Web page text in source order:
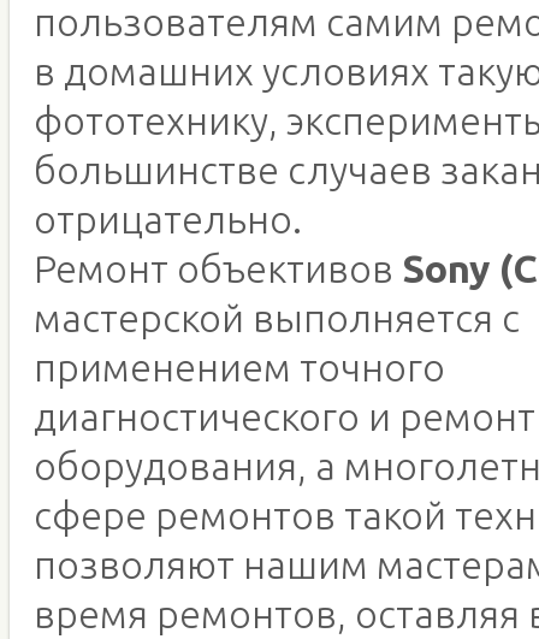
пользователям самим
в домашних условиях
фототехнику,
большинстве случаев
отрицательно.
Ремонт объективов Sony
мастерской выполняется с
применением точного
диагностического и
оборудования, а
сфере ремонтов такой
позволяют нашим
время ремонтов, оставляя